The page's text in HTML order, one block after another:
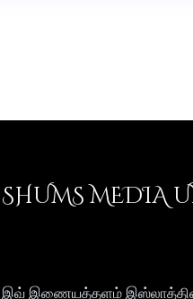
SHUMS MEDIA
இவ் இணையத்தளம் இஸ்லாத்தின்